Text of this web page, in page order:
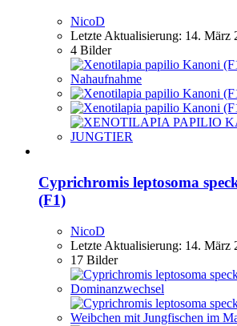
NicoD
Letzte Aktualisierung: 14. März
4 Bilder
Cyprichromis leptosoma
(F1)
NicoD
Letzte Aktualisierung: 14. März
17 Bilder